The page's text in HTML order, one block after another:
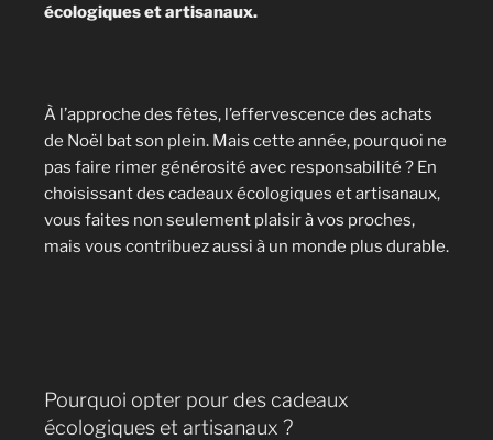
écologiques et artisanaux.
À l’approche des fêtes, l’effervescence des achats
de Noël bat son plein. Mais cette année, pourquoi ne
pas faire rimer générosité avec responsabilité ? En
choisissant des cadeaux écologiques et artisanaux,
vous faites non seulement plaisir à vos proches,
mais vous contribuez aussi à un monde plus durable.
Pourquoi opter pour des cadeaux
écologiques et artisanaux ?